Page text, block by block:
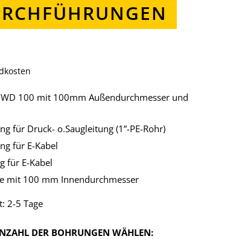
100 mit 100mm Außendurchmesser und
für Druck- o.Saugleitung (1”-PE-Rohr)
für E-Kabel
für E-Kabel
mit 100 mm Innendurchmesser
2-5 Tage
DER BOHRUNGEN WÄHLEN:AUSWÄHLEN